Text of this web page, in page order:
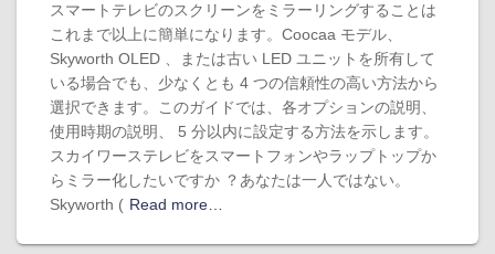
スマートテレビのスクリーンをミラーリングすることは
これまで以上に簡単になります。Coocaa モデル、
Skyworth OLED 、または古い LED ユニットを所有して
いる場合でも、少なくとも 4 つの信頼性の高い方法から
選択できます。このガイドでは、各オプションの説明、
使用時期の説明、 5 分以内に設定する方法を示します。
スカイワーステレビをスマートフォンやラップトップか
らミラー化したいですか ？あなたは一人ではない。
Skyworth ( Read more…